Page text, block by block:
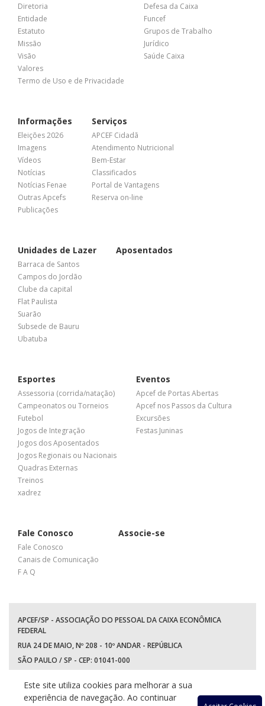
Diretoria
Entidade
Estatuto
Missão
Visão
Valores
Termo de Uso e de Privacidade
Defesa da Caixa
Funcef
Grupos de Trabalho
Jurídico
Saúde Caixa
Informações
Eleições 2026
Imagens
Vídeos
Notícias
Notícias Fenae
Outras Apcefs
Publicações
Serviços
APCEF Cidadã
Atendimento Nutricional
Bem-Estar
Classificados
Portal de Vantagens
Reserva on-line
Unidades de Lazer
Barraca de Santos
Campos do Jordão
Clube da capital
Flat Paulista
Suarão
Subsede de Bauru
Ubatuba
Aposentados
Esportes
Assessoria (corrida/natação)
Campeonatos ou Torneios
Futebol
Jogos de Integração
Jogos dos Aposentados
Jogos Regionais ou Nacionais
Quadras Externas
Treinos
xadrez
Eventos
Apcef de Portas Abertas
Apcef nos Passos da Cultura
Excursões
Festas Juninas
Fale Conosco
Fale Conosco
Canais de Comunicação
F A Q
Associe-se
APCEF/SP - ASSOCIAÇÃO DO PESSOAL DA CAIXA ECONÔMICA
FEDERAL
RUA 24 DE MAIO, Nº 208 - 10º ANDAR - REPÚBLICA
SÃO PAULO / SP - CEP: 01041-000
WhatsApp: (11) 94597-5758
Este site utiliza cookies para melhorar a sua
experiência de navegação. Ao continuar